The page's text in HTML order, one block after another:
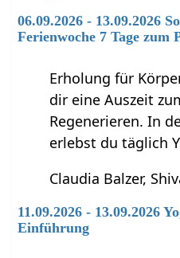
06.09.2026 - 13.09.2026
Ferienwoche 7 Tage zum
Erholung für
dir eine Auszeit
Regenerieren. In
erlebst du täglich
Claudia Balzer,
11.09.2026 - 13.09.2026
Einführung